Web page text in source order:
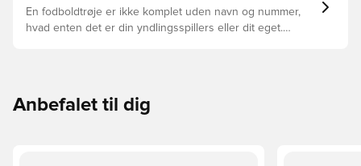
En fodboldtrøje er ikke komplet uden navn og nummer,
hvad enten det er din yndlingsspillers eller dit eget.
Anbefalet til dig